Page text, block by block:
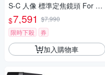
S-C 人像 標準定焦鏡頭 For Ca
non RF-mount (公司貨)
$7,591 $7,990
限時下殺
券
加入購物車